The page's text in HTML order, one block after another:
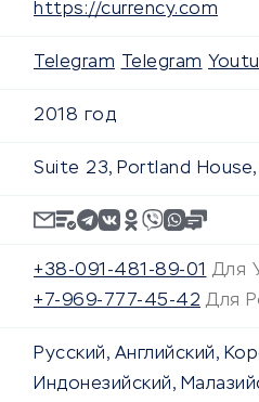
https://currency.com
Telegram Telegram
2018 год
Suite 23, Portland House,
+38-091-481-89-01
Для
+7-969-777-45-42 Для
Русский, Английский,
Индонезийский,